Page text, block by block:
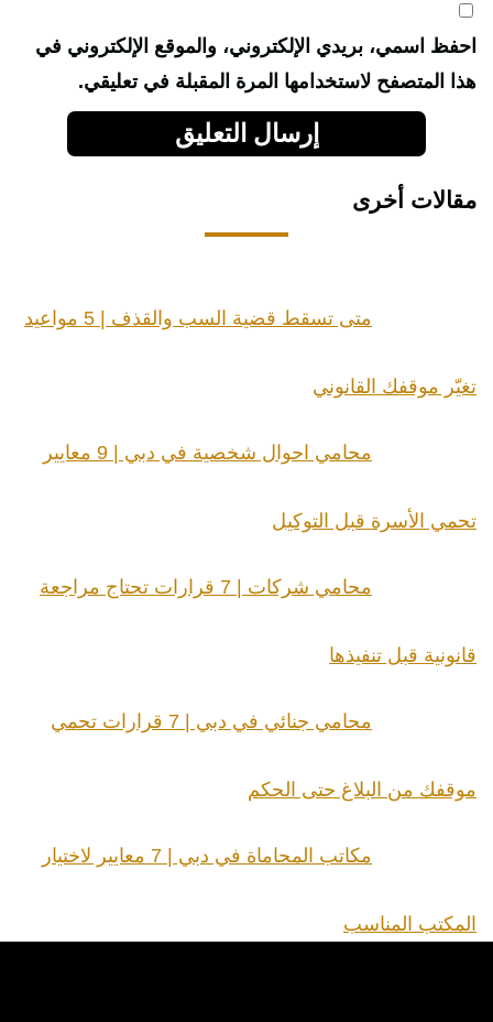
احفظ اسمي، بريدي الإلكتروني، والموقع الإلكتروني في
هذا المتصفح لاستخدامها المرة المقبلة في تعليقي.
مقالات أخرى
متى تسقط قضية السب والقذف | 5 مواعيد
تغيّر موقفك القانوني
محامي احوال شخصية في دبي | 9 معايير
تحمي الأسرة قبل التوكيل
محامي شركات | 7 قرارات تحتاج مراجعة
قانونية قبل تنفيذها
محامي جنائي في دبي | 7 قرارات تحمي
موقفك من البلاغ حتى الحكم
مكاتب المحاماة في دبي | 7 معايير لاختيار
المكتب المناسب